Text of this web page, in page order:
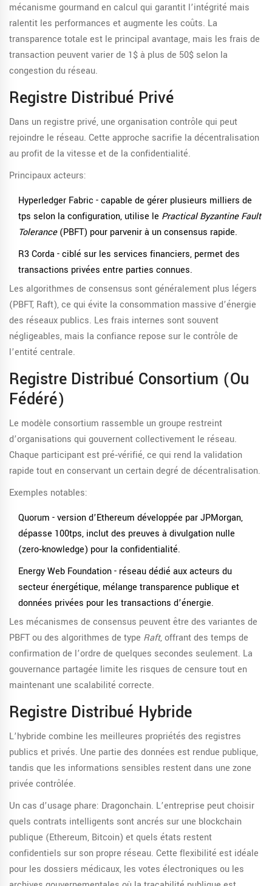
mécanisme gourmand en calcul qui garantit l’intégrité mais
ralentit les performances et augmente les coûts. La
transparence totale est le principal avantage, mais les frais de
transaction peuvent varier de 1$ à plus de 50$ selon la
congestion du réseau.
Registre Distribué Privé
Dans un registre privé, une organisation contrôle qui peut
rejoindre le réseau. Cette approche sacrifie la décentralisation
au profit de la vitesse et de la confidentialité.
Principaux acteurs:
Hyperledger Fabric - capable de gérer plusieurs milliers de
tps selon la configuration, utilise le Practical Byzantine Fault
Tolerance(PBFT) pour parvenir à un consensus rapide.
R3 Corda - ciblé sur les services financiers, permet des
transactions privées entre parties connues.
Les algorithmes de consensus sont généralement plus légers
(PBFT, Raft), ce qui évite la consommation massive d’énergie
des réseaux publics. Les frais internes sont souvent
négligeables, mais la confiance repose sur le contrôle de
l’entité centrale.
Registre Distribué Consortium (ou
Fédéré)
Le modèle consortium rassemble un groupe restreint
d’organisations qui gouvernent collectivement le réseau.
Chaque participant est pré‑vérifié, ce qui rend la validation
rapide tout en conservant un certain degré de décentralisation.
Exemples notables:
Quorum - version d’Ethereum développée par JPMorgan,
dépasse 100tps, inclut des preuves à divulgation nulle
(zero‑knowledge) pour la confidentialité.
Energy Web Foundation - réseau dédié aux acteurs du
secteur énergétique, mélange transparence publique et
données privées pour les transactions d’énergie.
Les mécanismes de consensus peuvent être des variantes de
PBFT ou des algorithmes de type Raft, offrant des temps de
confirmation de l’ordre de quelques secondes seulement. La
gouvernance partagée limite les risques de censure tout en
maintenant une scalabilité correcte.
Registre Distribué Hybride
L’hybride combine les meilleures propriétés des registres
publics et privés. Une partie des données est rendue publique,
tandis que les informations sensibles restent dans une zone
privée contrôlée.
Un cas d’usage phare: Dragonchain. L’entreprise peut choisir
quels contrats intelligents sont ancrés sur une blockchain
publique (Ethereum, Bitcoin) et quels états restent
confidentiels sur son propre réseau. Cette flexibilité est idéale
pour les dossiers médicaux, les votes électroniques ou les